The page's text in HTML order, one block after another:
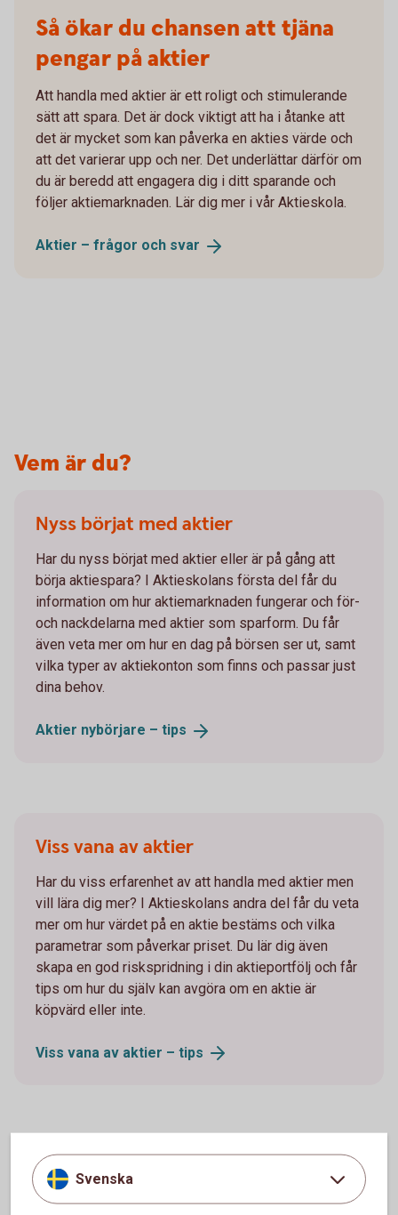
Så ökar du chansen att tjäna
pengar på aktier
Att handla med aktier är ett roligt och stimulerande
sätt att spara. Det är dock viktigt att ha i åtanke att
det är mycket som kan påverka en akties värde och
att det varierar upp och ner. Det underlättar därför om
du är beredd att engagera dig i ditt sparande och
följer aktiemarknaden. Lär dig mer i vår Aktieskola.
Aktier – frågor och svar
Vem är du?
Nyss börjat med aktier
Har du nyss börjat med aktier eller är på gång att
börja aktiespara? I Aktieskolans första del får du
information om hur aktiemarknaden fungerar och för-
och nackdelarna med aktier som sparform. Du får
även veta mer om hur en dag på börsen ser ut, samt
vilka typer av aktiekonton som finns och passar just
dina behov.
Aktier nybörjare – tips
Viss vana av aktier
Har du viss erfarenhet av att handla med aktier men
vill lära dig mer? I Aktieskolans andra del får du veta
mer om hur värdet på en aktie bestäms och vilka
parametrar som påverkar priset. Du lär dig även
skapa en god riskspridning i din aktieportfölj och får
tips om hur du själv kan avgöra om en aktie är
köpvärd eller inte.
Viss vana av aktier – tips
Van aktieplacerare
Har du hållit på länge med aktier? I Aktieskolans
Svenska